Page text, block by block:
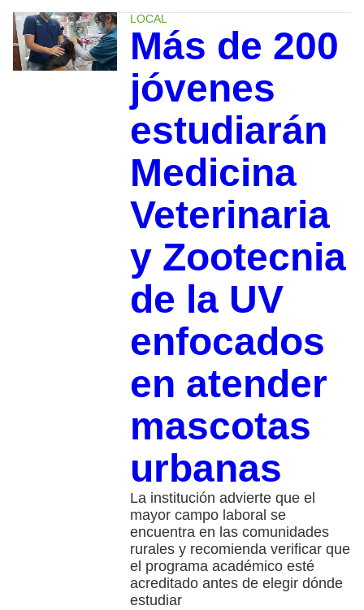
LOCAL
Más de 200
jóvenes
estudiarán
Medicina
Veterinaria
y Zootecnia
de la UV
enfocados
en atender
mascotas
urbanas
La institución advierte que el
mayor campo laboral se
encuentra en las comunidades
rurales y recomienda verificar que
el programa académico esté
acreditado antes de elegir dónde
estudiar